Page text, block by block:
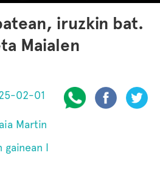
iruzkin bat.
Maialen
02-01
Martin
gainean I